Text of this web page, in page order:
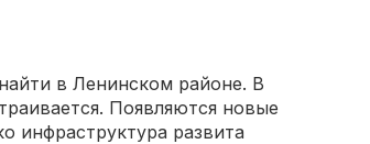
в Ленинском районе. В
Появляются новые
инфраструктура развита